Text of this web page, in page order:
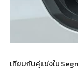
เทียบกับคู่แข่งใน